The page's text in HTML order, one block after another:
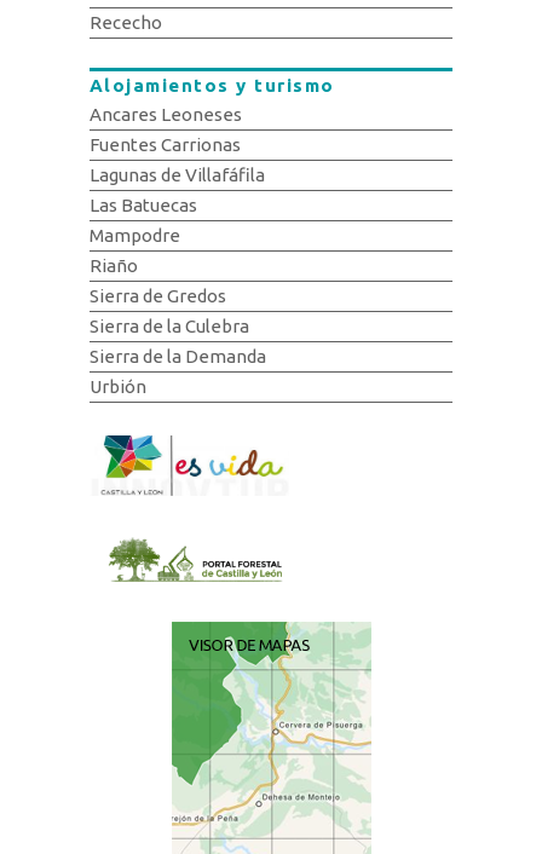
Rececho
Alojamientos y turismo
Ancares Leoneses
Fuentes Carrionas
Lagunas de Villafáfila
Las Batuecas
Mampodre
Riaño
Sierra de Gredos
Sierra de la Culebra
Sierra de la Demanda
Urbión